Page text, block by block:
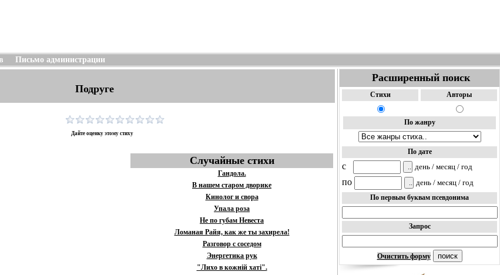
Письмо администрации
Подруге
Дайте оценку этому стиху
Случайные стихи
Гандола.
В нашем старом дворике
Кинолог и свора
Упала роза
Не по губам Невеста
Ломаная Райя, как же ты захирела!
Разговор с соседом
Энергетика рук
"Лихо в кожній хаті".
Расширенный поиск
Стихи Авторы
По жанру
По дате
c день / месяц / год
по день / месяц / год
По первым буквам псевдонима
Запрос
Очистить форму